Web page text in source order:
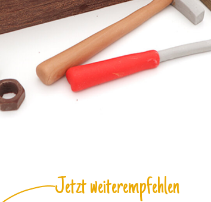
Jetzt weiterempfehlen